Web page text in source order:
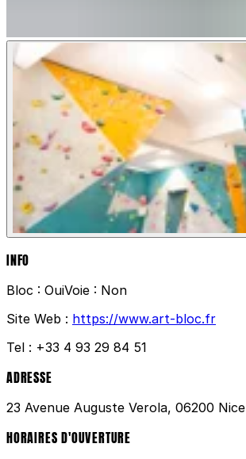
INFO
Bloc : OuiVoie : Non
Site Web : https://www.art-bloc.fr
Tel : +33 4 93 29 84 51
ADRESSE
23 Avenue Auguste Verola, 06200 Nice
HORAIRES D'OUVERTURE